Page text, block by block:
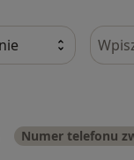
Numer telefonu